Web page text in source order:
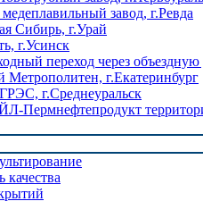
завод, г.Ревда
Сибирь, г.Урай
г.Усинск
переход через объездную
Метрополитен, г.Екатеринбург
г.Среднеуральск
Пермнефтепродукт
качества